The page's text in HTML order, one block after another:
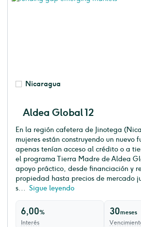
Nicaragua
Aldea Global 12
En la región cafetera de Jinotega
mujeres están construyendo un nuevo
apenas tenían acceso al crédito o a
el programa Tierra Madre de Aldea
apoyo práctico, desde financiación y
propiedad hasta precios de mercado
s... Sigue leyendo
6,00%
Interés
30meses